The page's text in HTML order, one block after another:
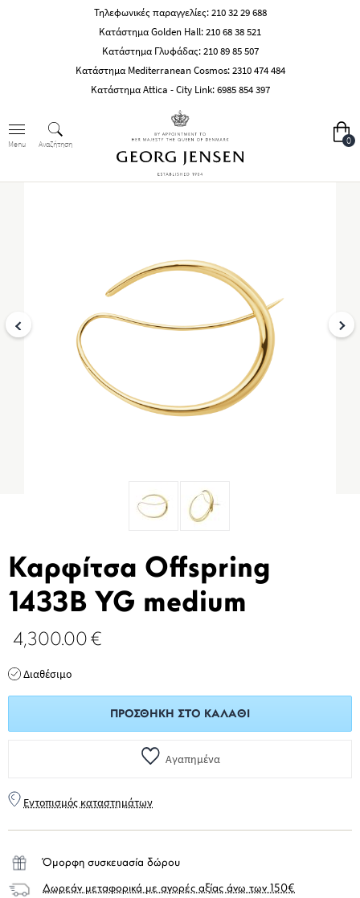
Τηλεφωνικές παραγγελίες:210 32 29 688
Κατάστημα Golden Hall:210 68 38 521
Κατάστημα Γλυφάδας:210 89 85 507
Κατάστημα Mediterranean Cosmos:2310 474 484
Κατάστημα Attica - City Link:6985 854 397
Menu Αναζήτηση 0
Καρφίτσα Offspring
1433Β YG medium
4,300.00 €
Διαθέσιμο
ΠΡΟΣΘΉΚΗ ΣΤΟ ΚΑΛΆΘΙ
Αγαπημένα
Εντοπισμός καταστημάτων
Όμορφη συσκευασία δώρου
Δωρεάν μεταφορικά με αγορές αξίας άνω των 150€